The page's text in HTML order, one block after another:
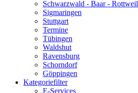
Schwarzwald - Baar - Rottweil
Sigmaringen
Stuttgart
Termine
Tübingen
Waldshut
Ravensburg
Schorndorf
Göppingen
Kategoriefilter
E-Services